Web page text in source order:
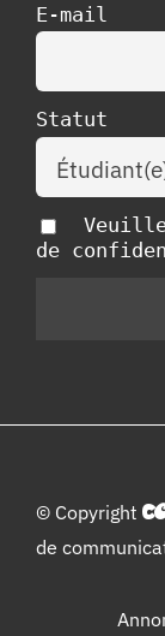
E-mail
Statut
de
© Copyright
de